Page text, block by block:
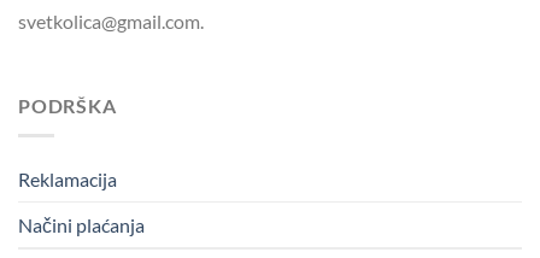
svetkolica@gmail.com.
PODRŠKA
Reklamacija
Načini plaćanja